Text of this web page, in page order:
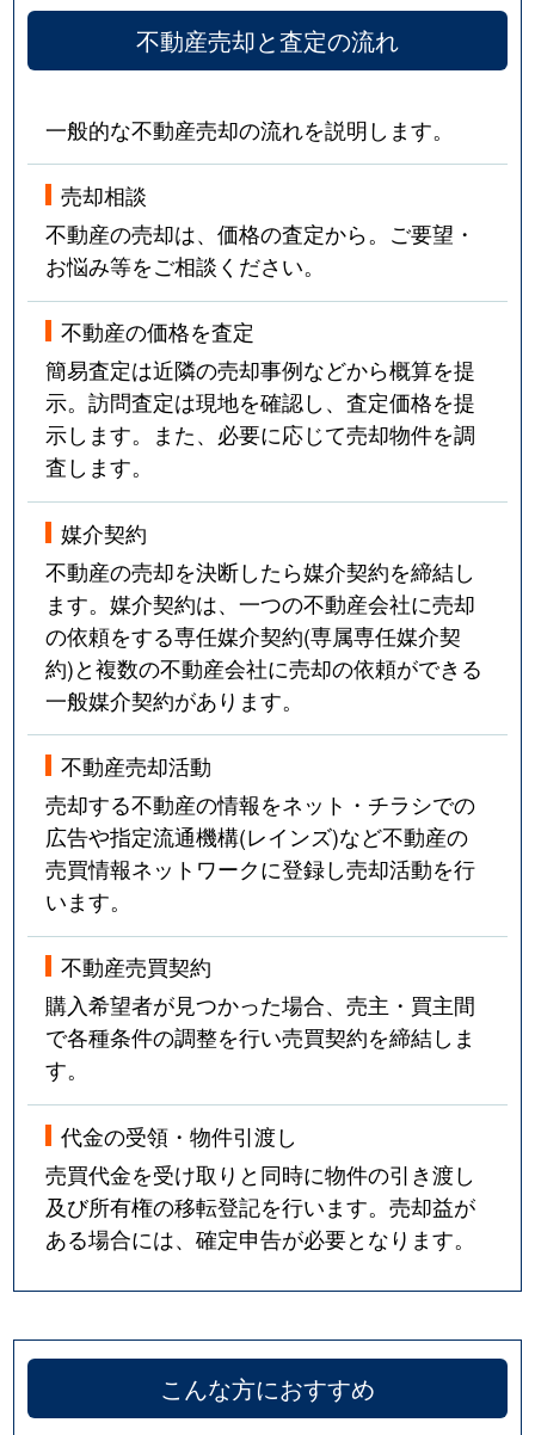
不動産売却と査定の流れ
一般的な不動産売却の流れを説明します。
売却相談
不動産の売却は、価格の査定から。ご要望・
お悩み等をご相談ください。
不動産の価格を査定
簡易査定は近隣の売却事例などから概算を提
示。訪問査定は現地を確認し、査定価格を提
示します。また、必要に応じて売却物件を調
査します。
媒介契約
不動産の売却を決断したら媒介契約を締結し
ます。媒介契約は、一つの不動産会社に売却
の依頼をする専任媒介契約(専属専任媒介契
約)と複数の不動産会社に売却の依頼ができる
一般媒介契約があります。
不動産売却活動
売却する不動産の情報をネット・チラシでの
広告や指定流通機構(レインズ)など不動産の
売買情報ネットワークに登録し売却活動を行
います。
不動産売買契約
購入希望者が見つかった場合、売主・買主間
で各種条件の調整を行い売買契約を締結しま
す。
代金の受領・物件引渡し
売買代金を受け取りと同時に物件の引き渡し
及び所有権の移転登記を行います。売却益が
ある場合には、確定申告が必要となります。
こんな方におすすめ